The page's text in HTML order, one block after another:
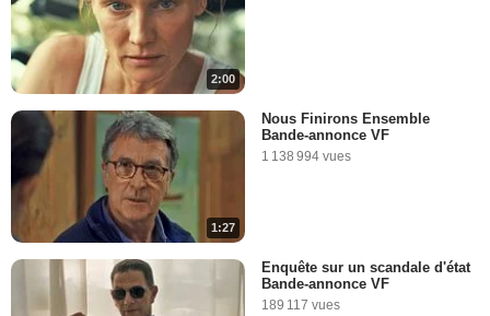
2:00
1:27
Nous Finirons Ensemble
Bande-annonce VF
1 138 994 vues
Enquête sur un scandale d'état
Bande-annonce VF
189 117 vues